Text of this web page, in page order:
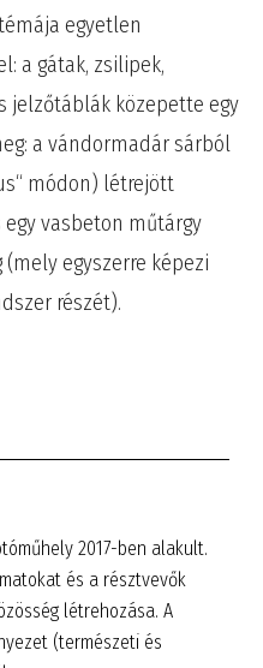
egyetlen
a gátak, zsilipek,
jelzőtáblák közepette egy
a vándormadár sárból
módon) létrejött
vasbeton műtárgy
egyszerre képezi
részét).
2017-ben alakult.
és a résztvevők
létrehozása. A
(természeti és